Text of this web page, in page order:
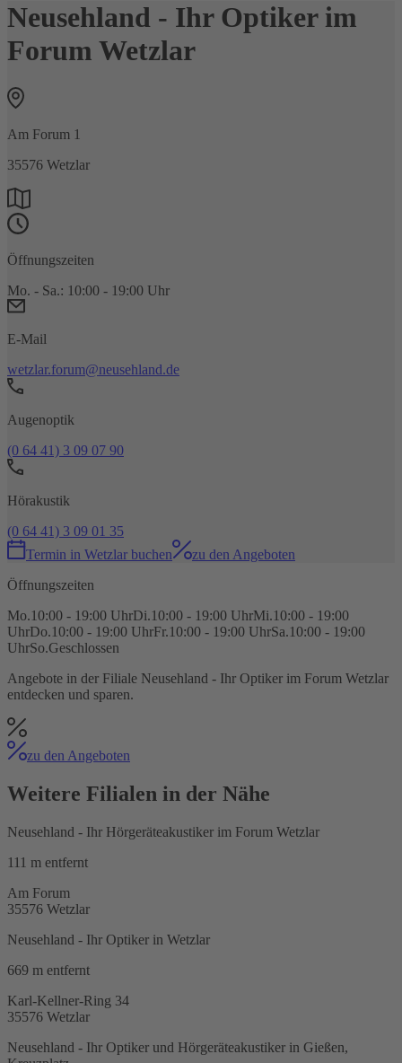
Neusehland - Ihr Optiker im
Forum Wetzlar
Am Forum 1
35576 Wetzlar
Öffnungszeiten
Mo. - Sa.: 10:00 - 19:00 Uhr
E-Mail
wetzlar.forum@neusehland.de
Augenoptik
(0 64 41) 3 09 07 90
Hörakustik
(0 64 41) 3 09 01 35
Termin in Wetzlar buchen
zu den Angeboten
Öffnungszeiten
Mo.10:00 - 19:00 UhrDi.10:00 - 19:00 UhrMi.10:00 - 19:00
UhrDo.10:00 - 19:00 UhrFr.10:00 - 19:00 UhrSa.10:00 - 19:00
UhrSo.Geschlossen
Angebote in der Filiale Neusehland - Ihr Optiker im Forum Wetzlar
entdecken und sparen.
zu den Angeboten
Weitere Filialen in der Nähe
Neusehland - Ihr Hörgeräteakustiker im Forum Wetzlar
111 m entfernt
Am Forum
35576 Wetzlar
Neusehland - Ihr Optiker in Wetzlar
669 m entfernt
Karl-Kellner-Ring 34
35576 Wetzlar
Neusehland - Ihr Optiker und Hörgeräteakustiker in Gießen,